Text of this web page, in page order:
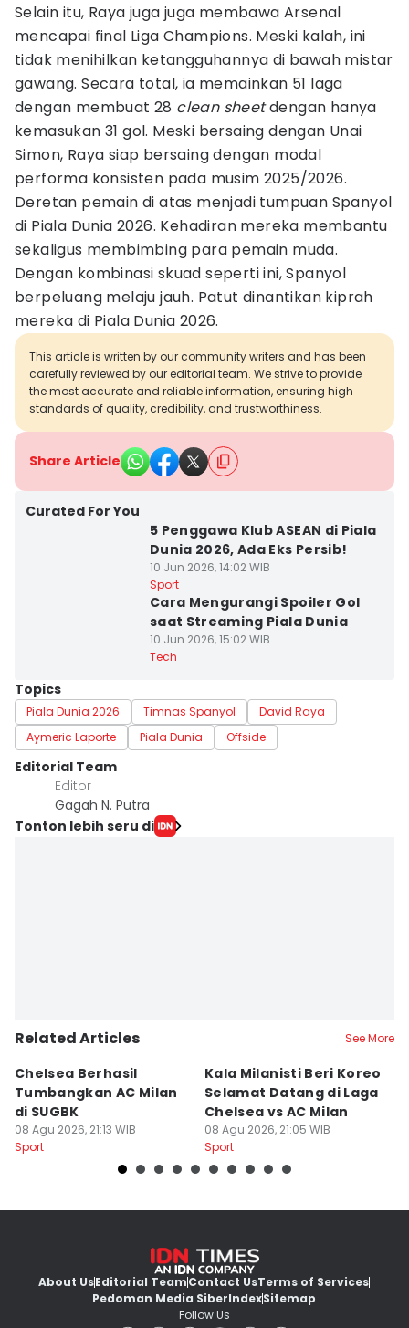
Selain itu, Raya juga juga membawa Arsenal
mencapai final Liga Champions. Meski kalah, ini
tidak menihilkan ketangguhannya di bawah mistar
gawang. Secara total, ia memainkan 51 laga
dengan membuat 28 clean sheetdengan hanya
kemasukan 31 gol. Meski bersaing dengan Unai
Simon, Raya siap bersaing dengan modal
performa konsisten pada musim 2025/2026.
Deretan pemain di atas menjadi tumpuan Spanyol
di Piala Dunia 2026. Kehadiran mereka membantu
sekaligus membimbing para pemain muda.
Dengan kombinasi skuad seperti ini, Spanyol
berpeluang melaju jauh. Patut dinantikan kiprah
mereka di Piala Dunia 2026.
This article is written by our community writers and has been
carefully reviewed by our editorial team. We strive to provide
the most accurate and reliable information, ensuring high
standards of quality, credibility, and trustworthiness.
Share Article
Curated For You
5 Penggawa Klub ASEAN di Piala
Dunia 2026, Ada Eks Persib!
10 Jun 2026, 14:02 WIB
Sport
Cara Mengurangi Spoiler Gol
saat Streaming Piala Dunia
10 Jun 2026, 15:02 WIB
Tech
Topics
Piala Dunia 2026 Timnas Spanyol
David Raya
Aymeric Laporte
Piala Dunia Offside
Editorial Team
Editor
Gagah N. Putra
Tonton lebih seru di
Related Articles See More
Chelsea Berhasil
Tumbangkan AC Milan
di SUGBK
08 Agu 2026, 21:13 WIB
Sport
Kala Milanisti Beri Koreo
Selamat Datang di Laga
Chelsea vs AC Milan
08 Agu 2026, 21:05 WIB
Sport
About UsEditorial TeamContact UsTerms of Services
Pedoman Media SiberIndexSitemap
Follow Us